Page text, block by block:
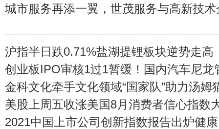
城市服务再添一翼，世茂服务与高新技术
沪指半日跌0.71%盐湖提锂板块逆势走高
创业板IPO审核1过1暂缓！国内汽车尼龙
业顺利过会
金科文化牵手文化领域“国家队”助力汤姆
实
美股上周五收涨美国8月消费者信心指数
2021中国上市公司创新指数报告出炉健康